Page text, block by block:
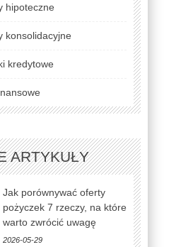
hipoteczne
konsolidacyjne
kredytowe
ARTYKUŁY
Jak porównywać oferty
pożyczek 7 rzeczy, na które
warto zwrócić uwagę
2026-05-29